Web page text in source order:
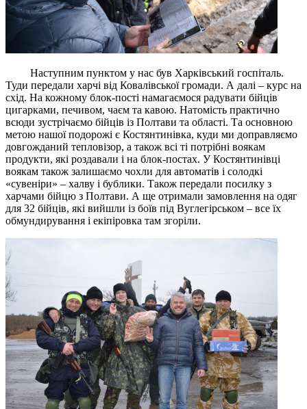
Наступним пунктом у нас був Харківський госпіталь.
Туди передали харчі від Ковалівської громади. А далі – курс на
схід. На кожному блок-пості намагаємося радувати бійців
цигарками, печивом, чаєм та кавою. Натомість практично
всюди зустрічаємо бійців із Полтави та області. Та основною
метою нашої подорожі є Костянтинівка, куди ми доправляємо
довгожданий тепловізор, а також всі ті потрібні воякам
продукти, які роздавали і на блок-постах. У Костянтинівці
воякам також залишаємо чохли для автоматів і солодкі
«сувеніри» – халву і бублики. Також передали посилку з
харчами бійцю з Полтави. А ще отримали замовлення на одяг
для 32 бійців, які вийшли із боїв під Вуглегірськом – все їх
обмундирування і екіпіровка там згоріли.